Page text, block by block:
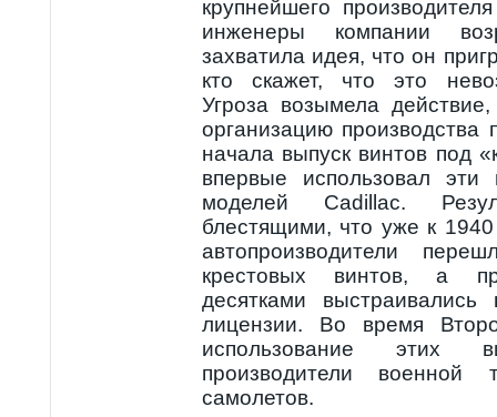
крупнейшего
инженеры компании
захватила идея, что он
кто скажет, что это
Угроза возымела
организацию
начала выпуск винтов под
впервые использовал эти
моделей Cadillac.
блестящими, что уже к
автопроизводители
крестовых винтов, а
десятками
лицензии. Во время
использование этих
производители
самолетов.